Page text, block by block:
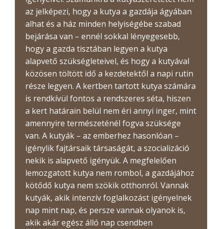
az jelképezi, hogy a kutya a gazdája ágyában
alhat és a ház minden helyiségébe szabad
bejárása van – ennél sokkal lényegesebb,
hogy a gazda tisztában legyen a kutya
alapvető szükségleteivel, és hogy a kutyával
közösen töltött idő a kezdetektől a napi rutin
része legyen. A kertben tartott kutya számára
is rendkívül fontos a rendszeres séta, hiszen
a kert határain belül nem éri annyi inger, mint
amennyire természeténél fogva szüksége
van. A kutyák – az emberhez hasonlóan –
igénylik fajtársaik társaságát, a szocializáció
nekik is alapvető igényük. A megfelelően
lemozgatott kutya nem rombol, a gazdájához
kötődő kutya nem szökik otthonról. Vannak
kutyák, akik intenzív foglalkozást igényelnek
nap mint nap, és persze vannak olyanok is,
akik akár egész álló nap csendben